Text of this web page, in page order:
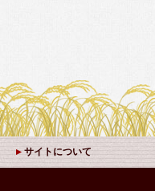
サイトについて